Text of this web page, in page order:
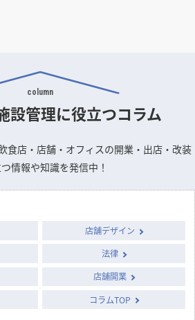
column
設管理に役立つコラム
食店・店舗・オフィスの開業・出店・改装
情報や知識を発信中！
店舗デザイン
法律
店舗開業
コラムTOP